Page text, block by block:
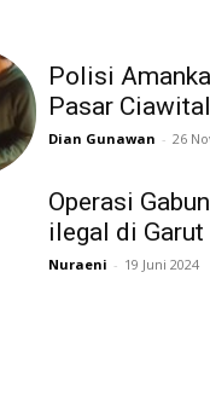
Polisi
Pasar
Dian Gunawan - 26
Operasi
ilegal di Garut
Nuraeni - 19 Juni 2024